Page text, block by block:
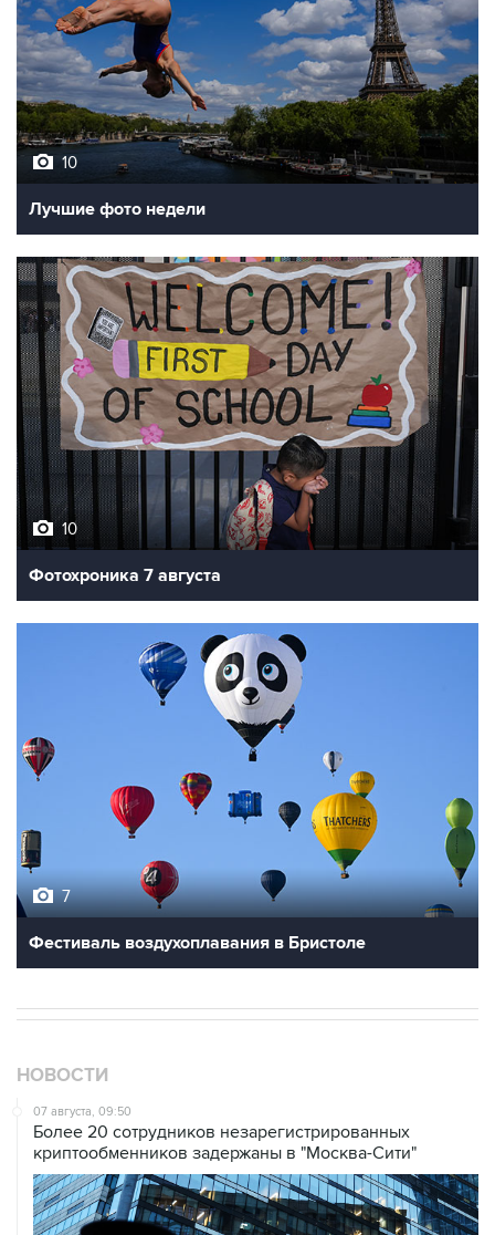
10
Лучшие фото недели
10
Фотохроника 7 августа
7
Фестиваль воздухоплавания в Бристоле
НОВОСТИ
07 августа, 09:50
Более 20 сотрудников незарегистрированных
криптообменников задержаны в "Москва-Сити"